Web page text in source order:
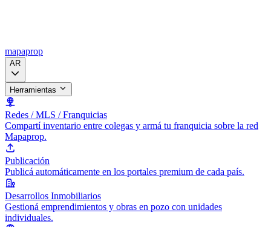
mapaprop
AR
Herramientas
Redes / MLS / Franquicias
Compartí inventario entre colegas y armá tu franquicia sobre la red
Mapaprop.
Publicación
Publicá automáticamente en los portales premium de cada país.
Desarrollos Inmobiliarios
Gestioná emprendimientos y obras en pozo con unidades
individuales.